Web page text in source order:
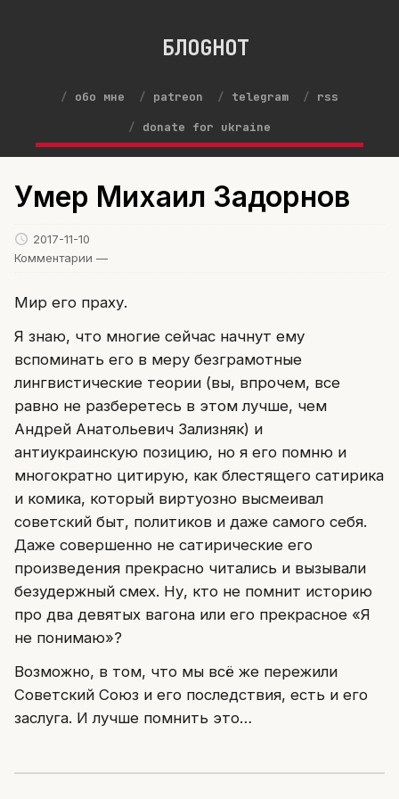
БЛОGНОТ
обо мне patreon telegram
rss
donate for ukraine
Умер Михаил Задорнов
2017-11-10
Комментарии —
Мир его праху.
Я знаю, что многие сейчас начнут ему
вспоминать его в меру безграмотные
лингвистические теории (вы, впрочем, все
равно не разберетесь в этом лучше, чем
Андрей Анатольевич Зализняк) и
антиукраинскую позицию, но я его помню и
многократно цитирую, как блестящего сатирика
и комика, который виртуозно высмеивал
советский быт, политиков и даже самого себя.
Даже совершенно не сатирические его
произведения прекрасно читались и вызывали
безудержный смех. Ну, кто не помнит историю
про два девятых вагона или его прекрасное «Я
не понимаю»?
Возможно, в том, что мы всё же пережили
Советский Союз и его последствия, есть и его
заслуга. И лучше помнить это…